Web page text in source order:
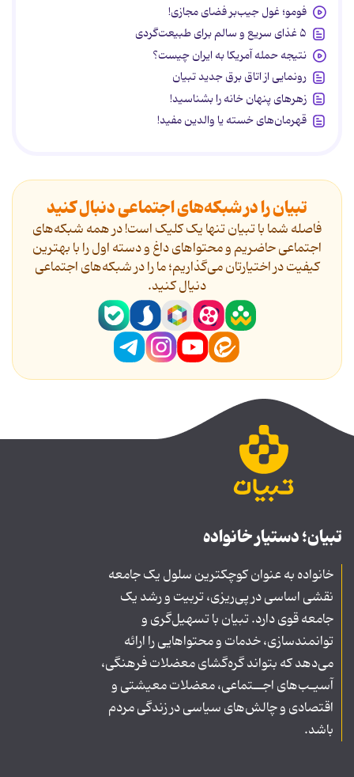
فومو؛ غول جیب‌بر فضای مجازی!
۵ غذای سریع و سالم برای طبیعت‌گردی
نتیجه حمله آمریکا به ایران چیست؟
رونمایی از اتاق برق جدید تبیان
زهرهای پنهان خانه را بشناسید!
قهرمان‌های خسته یا والدین مفید!
تبیان را در شبکه‌های اجتماعی دنبال کنید
فاصله شما با تبیان تنها یک کلیک است! در همه شبکه‌های
اجتماعی حاضریم و محتواهای داغ و دسته اول را با بهترین
کیفیت در اختیارتان می‌گذاریم؛ ما را در شبکه‌های اجتماعی
دنیال کنید.
تبیان؛ دستیار خانواده
خانواده به عنوان کوچکترین سلول یک جامعه
نقشی اساسی در پی‌ریزی، تربیت و رشد یک
جامعه قوی دارد. تبیان با تسهیل‌گری و
توانمندسازی، خدمات و محتواهایی را ارائه
می‌دهد که بتواند گره‌گشای معضلات فرهنگی،
آسیـب‌های اجــتماعی، معضلات معیشتی و
اقتصادی و چالش‌های سیاسی در زندگی مردم
باشد.